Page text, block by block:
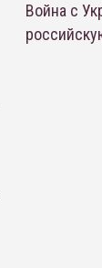
Война с